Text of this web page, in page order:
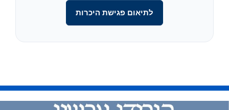
לתיאום פגישת היכרות